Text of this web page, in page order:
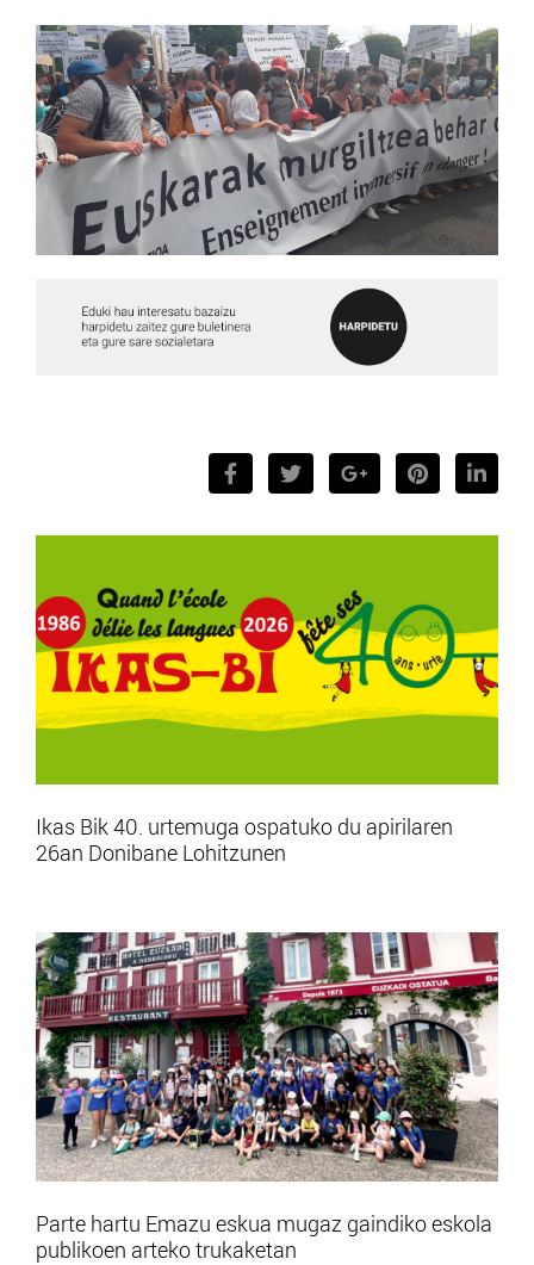
Ikas Bik 40. urtemuga ospatuko du apirilaren
26an Donibane Lohitzunen
Parte hartu Emazu eskua mugaz gaindiko eskola
publikoen arteko trukaketan